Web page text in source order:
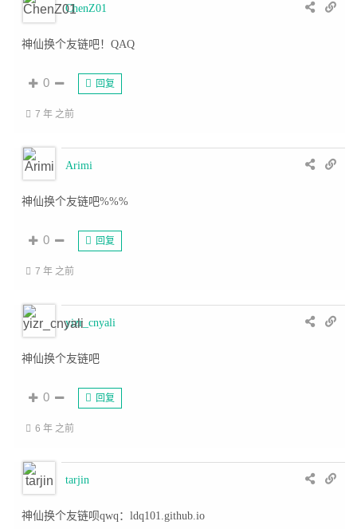
ChenZ01
神仙换个友链吧！QAQ
0 回复
7 年 之前
Arimi
神仙换个友链吧%%%
0 回复
7 年 之前
yizr_cnyali
神仙换个友链吧
0 回复
6 年 之前
tarjin
神仙换个友链呗qwq：ldq101.github.io